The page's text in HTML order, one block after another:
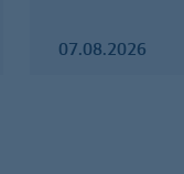
07.08.2026